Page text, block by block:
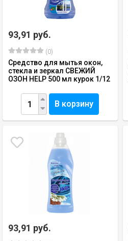
93,91 руб.
(0)
Средство для мытья окон,
стекла и зеркал СВЕЖИЙ
ОЗОН HELP 500 мл курок 1/12
В корзину
93,91 руб.